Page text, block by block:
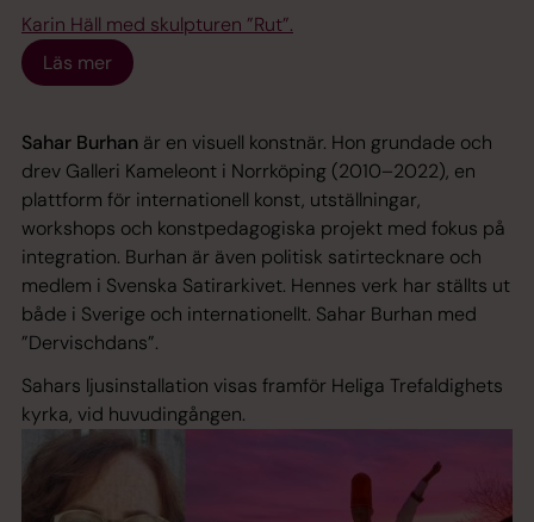
Karin Häll med skulpturen ”Rut”.
Läs mer
Sahar Burhan är en visuell konstnär. Hon grundade och
drev Galleri Kameleont i Norrköping (2010–2022), en
plattform för internationell konst, utställningar,
workshops och konstpedagogiska projekt med fokus på
integration. Burhan är även politisk satirtecknare och
medlem i Svenska Satirarkivet. Hennes verk har ställts ut
både i Sverige och internationellt. Sahar Burhan med
”Dervischdans”.
Sahars ljusinstallation visas framför Heliga Trefaldighets
kyrka, vid huvudingången.